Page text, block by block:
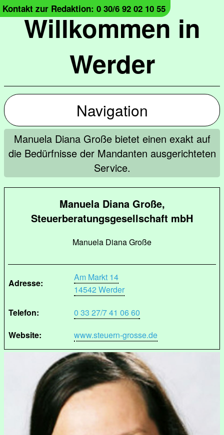
Willkommen in
Werder
Kontakt zur Redaktion: 0 30/6 92 02 10 55
Navigation
Manuela Diana Große bietet einen exakt auf
die Bedürfnisse der Mandanten ausgerichteten
Service.
Manuela Diana Große,
Steuerberatungsgesellschaft mbH
Manuela Diana Große
Adresse:
Am Markt 14
14542 Werder
Telefon:
0 33 27/7 41 06 60
Website:
www.steuern-grosse.de